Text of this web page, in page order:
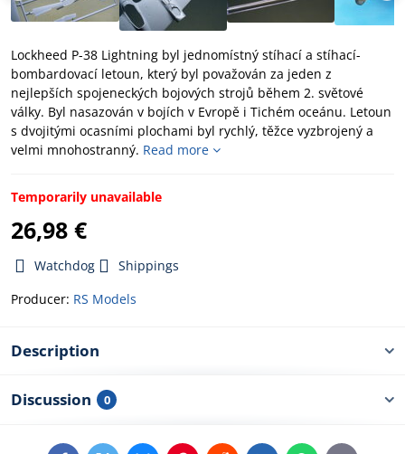
Lockheed P-38 Lightning byl jednomístný stíhací a stíhací-
bombardovací letoun, který byl považován za jeden z
nejlepších spojeneckých bojových strojů během 2. světové
války. Byl nasazován v bojích v Evropě i Tichém oceánu. Letoun
s dvojitými ocasními plochami byl rychlý, těžce vyzbrojený a
velmi mnohostranný. Read more
Temporarily unavailable
26,98 €
Watchdog
Shippings
Producer: RS Models
Description
Discussion 0